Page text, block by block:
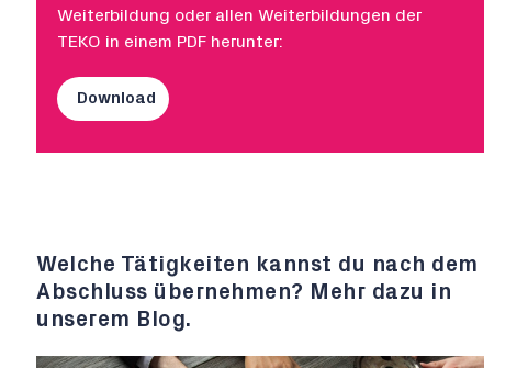
Weiterbildung oder allen Weiterbildungen der
TEKO in einem PDF herunter:
Download
Welche Tätigkeiten kannst du nach dem
Abschluss übernehmen? Mehr dazu in
unserem Blog.